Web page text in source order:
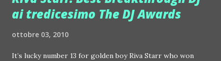
ai tredicesimo The DJ Awards
ottobre 03, 2010
It’s lucky number 13 for golden boy Riva Starr who won